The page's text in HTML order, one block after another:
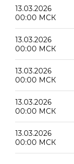
13.03.2026
00:00 МСК
13.03.2026
00:00 МСК
13.03.2026
00:00 МСК
13.03.2026
00:00 МСК
13.03.2026
00:00 МСК